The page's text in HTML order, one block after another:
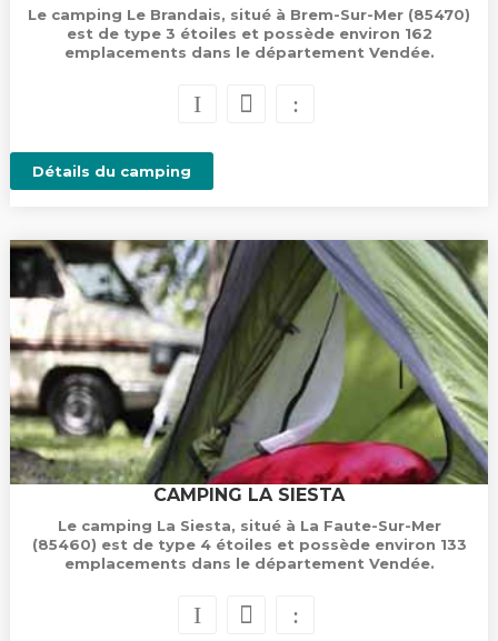
Le camping Le Brandais, situé à Brem-Sur-Mer (85470)
est de type 3 étoiles et possède environ 162
emplacements dans le département Vendée.
Détails du camping
CAMPING LA SIESTA
Le camping La Siesta, situé à La Faute-Sur-Mer
(85460) est de type 4 étoiles et possède environ 133
emplacements dans le département Vendée.